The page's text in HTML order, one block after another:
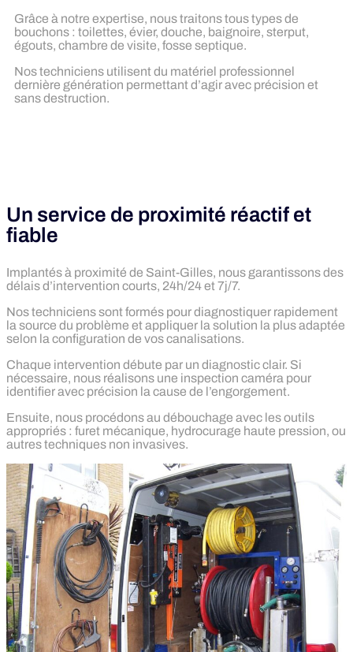
Grâce à notre expertise, nous traitons tous types de
bouchons : toilettes, évier, douche, baignoire, sterput,
égouts, chambre de visite, fosse septique.
Nos techniciens utilisent du matériel professionnel
dernière génération permettant d’agir avec précision et
sans destruction.
Un service de proximité réactif et
fiable
Implantés à proximité de Saint-Gilles, nous garantissons des
délais d’intervention courts, 24h/24 et 7j/7.
Nos techniciens sont formés pour diagnostiquer rapidement
la source du problème et appliquer la solution la plus adaptée
selon la configuration de vos canalisations.
Chaque intervention débute par un diagnostic clair. Si
nécessaire, nous réalisons une inspection caméra pour
identifier avec précision la cause de l’engorgement.
Ensuite, nous procédons au débouchage avec les outils
appropriés : furet mécanique, hydrocurage haute pression, ou
autres techniques non invasives.